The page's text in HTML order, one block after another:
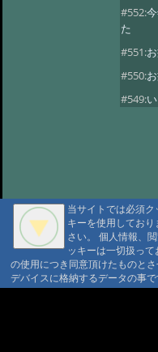
#552:
た
#551:
#550:
#549:
#546:
ね
#545:
#544:
#543:
当サイトでは必須
キーを使用してお
さい。 個人情報、
ッキーは一切扱っ
の使用につき同意頂けたものと
デバイスに格納するデータの事で